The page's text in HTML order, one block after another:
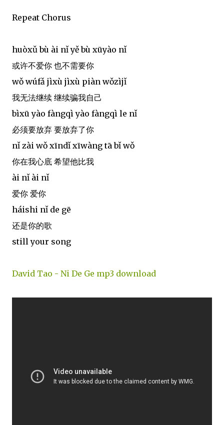
Repeat Chorus
huòxǔ bù ài nǐ yě bù xūyào nǐ
或许不爱你 也不需要你
wǒ wúfǎ jìxù jìxù piàn wǒzìjǐ
我无法继续 继续骗我自己
bìxū yào fàngqì yào fàngqì le nǐ
必须要放弃 要放弃了你
nǐ zài wǒ xīndǐ xīwàng tā bǐ wǒ
你在我心底 希望他比我
ài nǐ ài nǐ
爱你 爱你
háishi nǐ de gē
还是你的歌
still your song
David Tao - Ni De Ge mp3 download